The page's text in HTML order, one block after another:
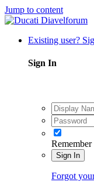
Jump to content
Existing user?
Sign In
Remember
Sign In
Forgot